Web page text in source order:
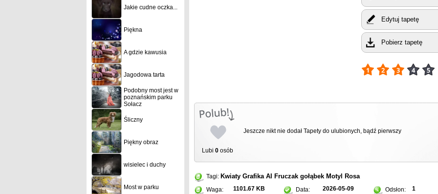
Jakie cudne oczka...
Piękna
A gdzie kawusia
Jagodowa tarta
Podobny most jest w
poznańskim parku
Sołacz
Śliczny
Piękny obraz
wisielec i duchy
Most w parku
Edytuj tapetę
Pobierz tapetę
Lubi 0 osób
Jeszcze nikt nie dodał Tapety do ulubionych, bądź pierwszy
Tagi: Kwiaty Grafika AI Fruczak gołąbek Motyl Rosa
Waga: 1101.67 KB Data: 2026-05-09 Odsłon: 1